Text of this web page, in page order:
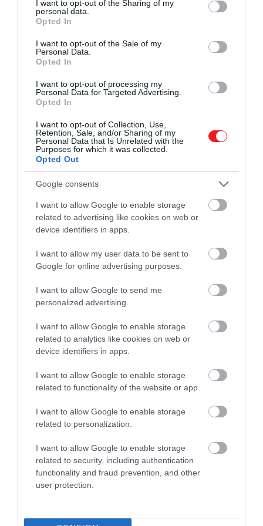
not limited to your visit or usage behaviour. You may click to
grant or deny consent to Google and its third-party tags to
use your data for below specified purposes in below Google
consent section.
I want to opt-out of the Sharing of my
personal data.
Opted In
I want to opt-out of the Sale of my
Personal Data.
Opted In
I want to opt-out of processing my
Personal Data for Targeted Advertising.
Opted In
I want to opt-out of Collection, Use,
Retention, Sale, and/or Sharing of my
Personal Data that Is Unrelated with the
Purposes for which it was collected.
Opted Out
Google consents
I want to allow Google to enable storage
related to advertising like cookies on web or
device identifiers in apps.
I want to allow my user data to be sent to
Google for online advertising purposes.
I want to allow Google to send me
personalized advertising.
I want to allow Google to enable storage
related to analytics like cookies on web or
device identifiers in apps.
I want to allow Google to enable storage
related to functionality of the website or app.
I want to allow Google to enable storage
related to personalization.
I want to allow Google to enable storage
related to security, including authentication
functionality and fraud prevention, and other
user protection.
struktúrákat alkossanak. Minél nagyobb a
lehetséges határfelületek száma, annál
átnézték a Protein Data Bankban meglévő
struktúrákat, észrevették, hogy a legtöbb fehérje
Összességében a természet sokkal gyakrabban hoz
fehérjéket, mint magas komplexitású és alacsony
szimmetriájú fehérjéket. A számítógépes
szimulációk hasonló eredményt hoztak. A kutatók
az RNS-morfoszféra (vagyis az RNS összes
lehetséges másodlagos szerkezetének tere)
komplexitását is megvizsgálták. Szimulációik ismét
fordított összefüggést mutattak a struktúrák
komplexitása és gyakorisága között. Ez
amely kimutatta, hogy a természet az RNS-
morfoszférában csak 1 a 100 millió lehetséges
fenotípusból 1 lehetséges fenotípussal dolgozik.
Ezután a kutatók azt vizsgálták, hogy a bimbós
génszabályozó hálózata is szimmetriát mutat-e. Az
évek során a tudósok összeállítottak egy listát a
sejtciklusát leíró differenciálegyenletekből.
A kutatók számos sejtciklus-fenotípust szimuláltak
úgy, hogy véletlenszerűen változtatták ezen
egyenletek paramétereit a genotípus
helyettesítésére. Észrevették, hogy nem csak a
torzulás, de a valós fenotípus kevésbé volt összetett,
mint az összes szimulált. A modularitás a biológiai
rendszerek másik fontos jellemzője, és a takarékos
különböző elméletek léteznek arra vonatkozóan,